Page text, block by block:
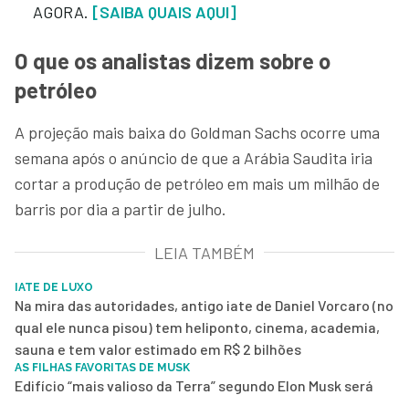
AGORA. [SAIBA QUAIS AQUI]
O que os analistas dizem sobre o
petróleo
A projeção mais baixa do Goldman Sachs ocorre uma
semana após o anúncio de que a Arábia Saudita iria
cortar a produção de petróleo em mais um milhão de
barris por dia a partir de julho.
LEIA TAMBÉM
IATE DE LUXO
Na mira das autoridades, antigo iate de Daniel Vorcaro (no
qual ele nunca pisou) tem heliponto, cinema, academia,
sauna e tem valor estimado em R$ 2 bilhões
AS FILHAS FAVORITAS DE MUSK
Edifício “mais valioso da Terra” segundo Elon Musk será